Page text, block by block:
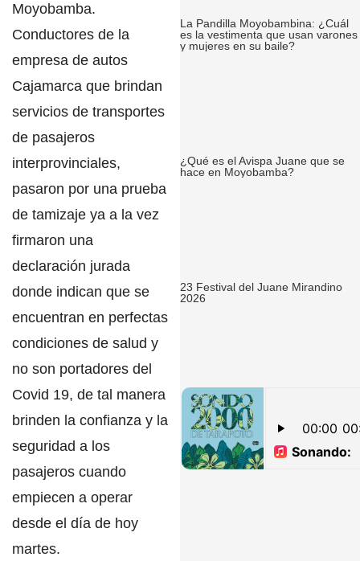
Moyobamba.
Conductores de la
empresa de autos
Cajamarca que brindan
servicios de transportes
de pasajeros
interprovinciales,
pasaron por una prueba
de tamizaje ya a la vez
firmaron una
declaración jurada
donde indican que se
encuentran en perfectas
condiciones de salud y
no son portadores del
Covid 19, de tal manera
brinden la confianza y la
seguridad a los
pasajeros cuando
empiecen a operar
desde el día de hoy
martes.
La Pandilla Moyobambina: ¿Cuál
es la vestimenta que usan varones
y mujeres en su baile?
¿Qué es el Avispa Juane que se
hace en Moyobamba?
23 Festival del Juane Mirandino
2026